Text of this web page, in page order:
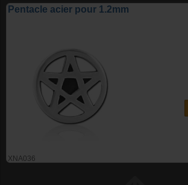
Pentacle acier pour 1.2mm
XNA036